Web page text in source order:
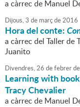
a càrrec de Manuel
Dijous,3 de marçde2016
Hora del conte:
a càrrec del Taller de
Juanito
Divendres,26 defebrerde
Learning with
Tracy Chevalier
a càrrec de Manuel